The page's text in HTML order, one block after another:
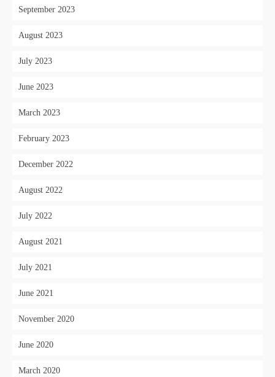
September 2023
August 2023
July 2023
June 2023
March 2023
February 2023
December 2022
August 2022
July 2022
August 2021
July 2021
June 2021
November 2020
June 2020
March 2020